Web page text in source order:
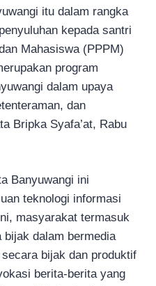
itu dalam rangka
kepada santri
Mahasiswa (PPPM)
program
dalam upaya
dan
Bripka Syafa’at, Rabu
Banyuwangi ini
teknologi informasi
masyarakat termasuk
dalam bermedia
bijak dan produktif
berita-berita yang